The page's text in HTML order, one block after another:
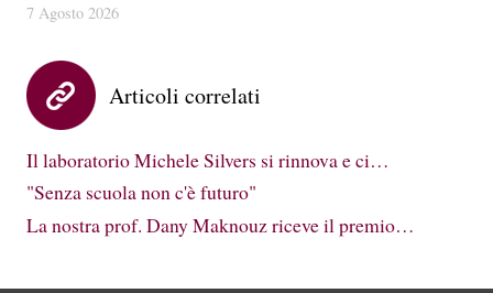
7 Agosto 2026
Articoli correlati
Il laboratorio Michele Silvers si rinnova e ci…
"Senza scuola non c'è futuro"
La nostra prof. Dany Maknouz riceve il premio…